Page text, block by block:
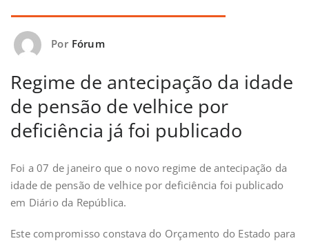
Por Fórum
Regime de antecipação da idade
de pensão de velhice por
deficiência já foi publicado
Foi a 07 de janeiro que o novo regime de antecipação da
idade de pensão de velhice por deficiência foi publicado
em Diário da República.
Este compromisso constava do Orçamento do Estado para